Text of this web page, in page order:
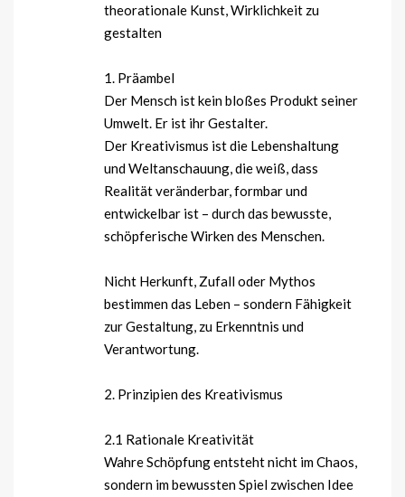
theorationale Kunst, Wirklichkeit zu
gestalten
1. Präambel
Der Mensch ist kein bloßes Produkt seiner
Umwelt. Er ist ihr Gestalter.
Der Kreativismus ist die Lebenshaltung
und Weltanschauung, die weiß, dass
Realität veränderbar, formbar und
entwickelbar ist – durch das bewusste,
schöpferische Wirken des Menschen.
Nicht Herkunft, Zufall oder Mythos
bestimmen das Leben – sondern Fähigkeit
zur Gestaltung, zu Erkenntnis und
Verantwortung.
2. Prinzipien des Kreativismus
2.1 Rationale Kreativität
Wahre Schöpfung entsteht nicht im Chaos,
sondern im bewussten Spiel zwischen Idee